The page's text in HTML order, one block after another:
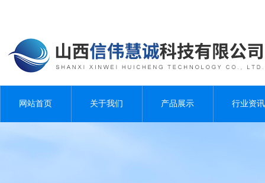
网站首页 关于我们 产品展示 行业资讯